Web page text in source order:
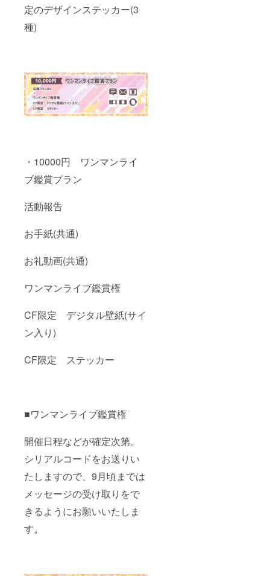
定のデザインステッカー(3
種)
・10000円 ワンマンライ
ブ鑑賞プラン
活動報告
お手紙(共通)
お礼動画(共通)
ワンマンライブ鑑賞権
CF限定 デジタル壁紙(サイ
ン入り)
CF限定 ステッカー
■ワンマンライブ鑑賞権
開催日程などが確定次第。
シリアルコードをお送りい
たしますので、9月頃までは
メッセージの受け取りをで
きるようにお願いいたしま
す。